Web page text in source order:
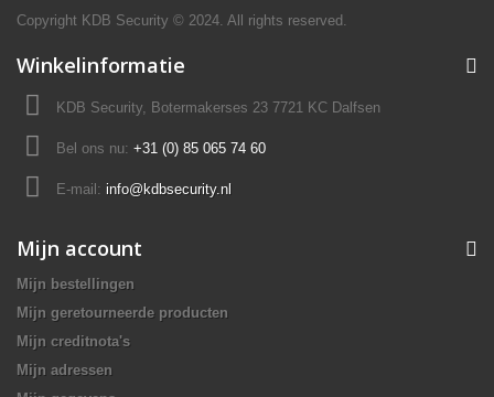
Copyright KDB Security © 2024. All rights reserved.
Winkelinformatie
KDB Security, Botermakerses 23 7721 KC Dalfsen
Bel ons nu: +31 (0) 85 065 74 60
E-mail: info@kdbsecurity.nl
Mijn account
Mijn bestellingen
Mijn geretourneerde producten
Mijn creditnota's
Mijn adressen